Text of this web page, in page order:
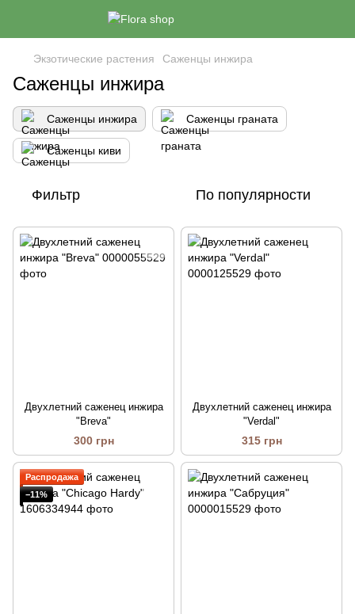
Экзотические растения Саженцы инжира
Саженцы инжира
Саженцы инжира Саженцы граната
Саженцы киви
Фильтр По популярности
Двухлетний саженец инжира
"Breva"
300 грн
Двухлетний саженец инжира
"Verdal"
315 грн
Распродажа
−11%